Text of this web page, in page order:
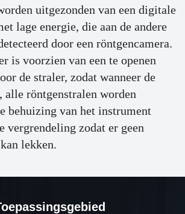
uitgezonden van een digitale
lage energie, die aan de andere
door een röntgencamera.
is voorzien van een te openen
de straler, zodat wanneer de
alle röntgenstralen worden
behuizing van het instrument
vergrendeling zodat er geen
lekken.